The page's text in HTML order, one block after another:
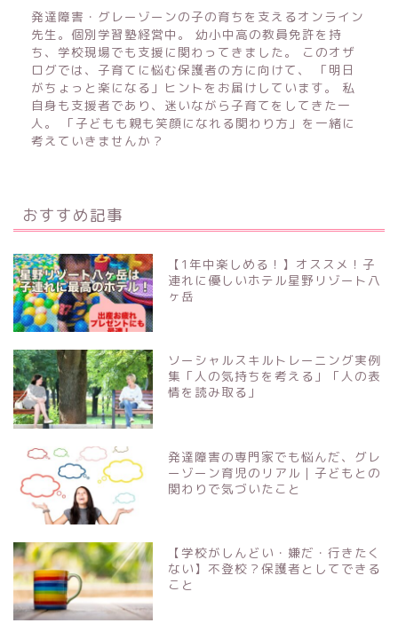
発達障害・グレーゾーンの子の育ちを支えるオンライン
先生。個別学習塾経営中。 幼小中高の教員免許を持
ち、学校現場でも支援に関わってきました。 このオザ
ログでは、子育てに悩む保護者の方に向けて、 「明日
がちょっと楽になる」ヒントをお届けしています。 私
自身も支援者であり、迷いながら子育てをしてきた一
人。 「子どもも親も笑顔になれる関わり方」を一緒に
考えていきませんか？
おすすめ記事
【1年中楽しめる！】オススメ！子
連れに優しいホテル星野リゾート八
ヶ岳
ソーシャルスキルトレーニング実例
集「人の気持ちを考える」「人の表
情を読み取る」
発達障害の専門家でも悩んだ、グレ
ーゾーン育児のリアル｜子どもとの
関わりで気づいたこと
【学校がしんどい・嫌だ・行きたく
ない】不登校？保護者としてできる
こと